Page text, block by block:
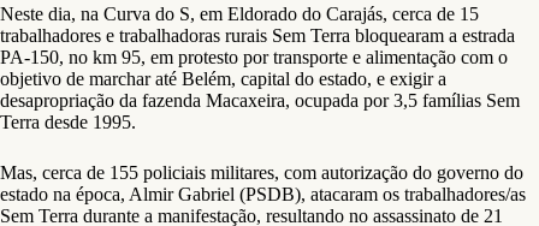
Neste dia, na Curva do S, em Eldorado do Carajás, cerca de 15
trabalhadores e trabalhadoras rurais Sem Terra bloquearam a estrada
PA-150, no km 95, em protesto por transporte e alimentação com o
objetivo de marchar até Belém, capital do estado, e exigir a
desapropriação da fazenda Macaxeira, ocupada por 3,5 famílias Sem
Terra desde 1995.
Mas, cerca de 155 policiais militares, com autorização do governo do
estado na época, Almir Gabriel (PSDB), atacaram os trabalhadores/as
Sem Terra durante a manifestação, resultando no assassinato de 21